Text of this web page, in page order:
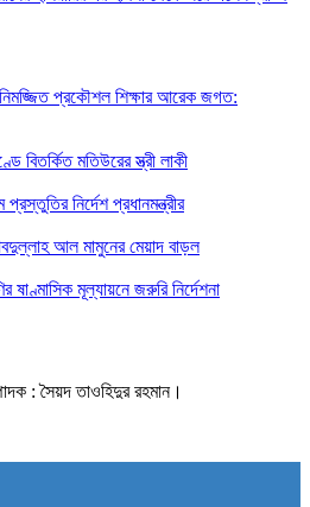
প্রকৌশল শিক্ষার আরেক জগত:
বিতর্কিত মতিউরের স্ত্রী লাকী
নির্দেশ প্রধানমন্ত্রীর
আল মামুনের মেয়াদ বাড়ল
ষাণ্মাসিক মূল্যায়নে জরুরি নির্দেশনা
: সৈয়দ তাওহিদুর রহমান।